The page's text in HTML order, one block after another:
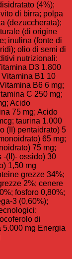
(4%);
di birra; polpa
(dezuccherata);
(di origine
inulina (fonte di
olio di semi di
nutrizionali:
D3 1.800
B1 10
B6 6 mg;
C 250 mg;
Acido
75 mg; Acido
taurina 1.000
(II) pentaidrato) 5
65 mg;
75 mg;
-(II)- ossido) 30
1,50 mg
grezze 34%;
2%; cenere
fosforo 0,80%;
3 (0,60%);
di
mg Energia